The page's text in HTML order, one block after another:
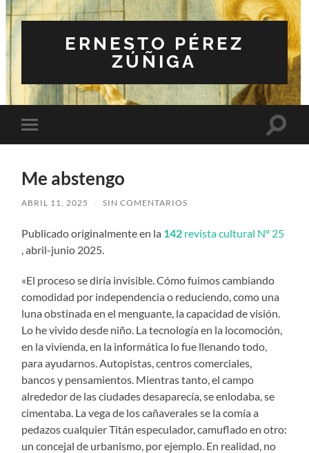
ERNESTO PÉREZ
ZÚÑIGA
Alternar
el
Me abstengo
ABRIL 11, 2025 / SIN COMENTARIOS
Publicado originalmente en la 142 revista cultural Nº 25
, abril-junio 2025.
«El proceso se diría invisible. Cómo fuimos cambiando
comodidad por independencia o reduciendo, como una
luna obstinada en el menguante, la capacidad de visión.
Lo he vivido desde niño. La tecnología en la locomoción,
en la vivienda, en la informática lo fue llenando todo,
para ayudarnos. Autopistas, centros comerciales,
bancos y pensamientos. Mientras tanto, el campo
alrededor de las ciudades desaparecía, se enlodaba, se
cimentaba. La vega de los cañaverales se la comía a
pedazos cualquier Titán especulador, camuflado en otro:
un concejal de urbanismo, por ejemplo. En realidad, no